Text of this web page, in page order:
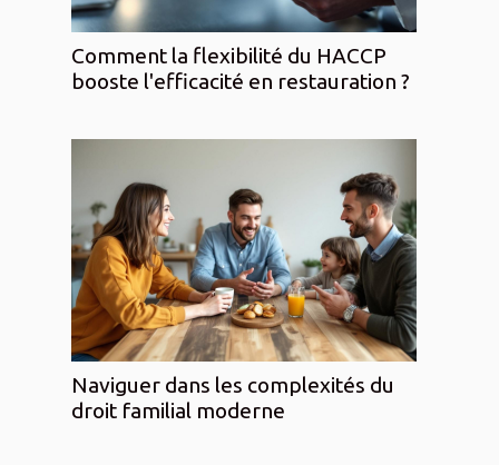
Comment la flexibilité du HACCP
booste l'efficacité en restauration ?
Naviguer dans les complexités du
droit familial moderne